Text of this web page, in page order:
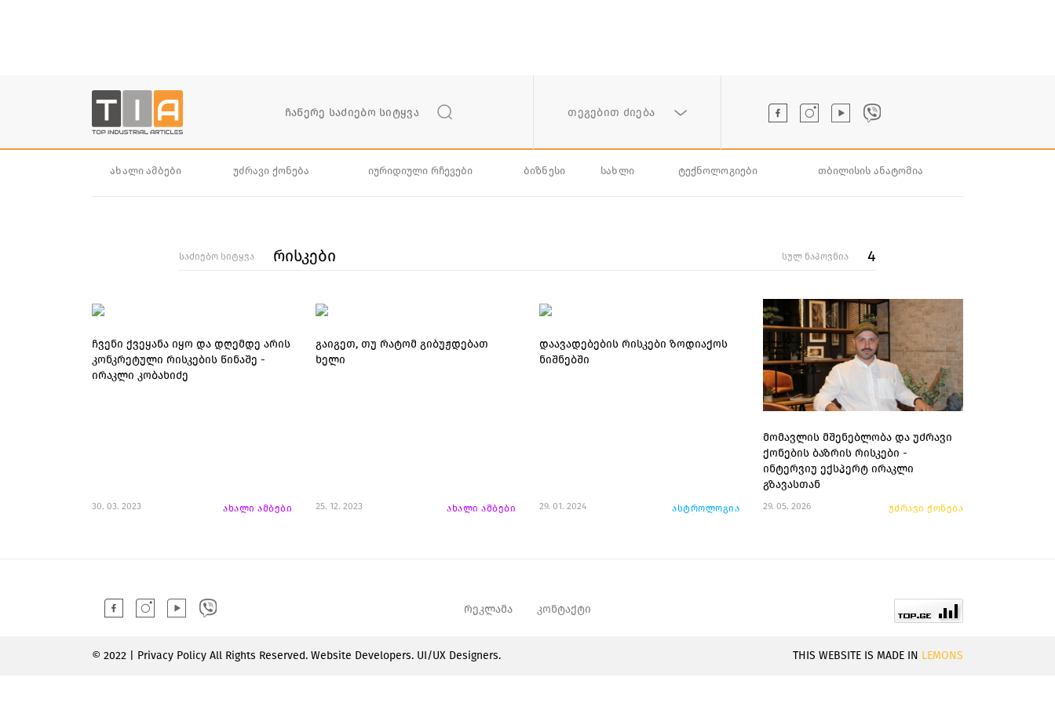
თეგებით ძიება
ახალი ამბები უძრავი ქონება იურიდიული რჩევები ბიზნესი სახლი ტექნოლოგიები თბილისის ანატომია
საძიებო სიტყვა რისკები სულ ნაპოვნია 4
ჩვენი ქვეყანა იყო და დღემდე არის
კონკრეტული რისკების წინაშე -
ირაკლი კობახიძე
30. 03. 2023 ახალი ამბები
გაიგეთ, თუ რატომ გიბუჟდებათ
ხელი
25. 12. 2023 ახალი ამბები
დაავადებების რისკები ზოდიაქოს
ნიშნებში
29. 01. 2024 ასტროლოგია
მომავლის მშენებლობა და უძრავი
ქონების ბაზრის რისკები -
ინტერვიუ ექსპერტ ირაკლი
გზავასთან
29. 05. 2026 უძრავი ქონება
რეკლამა კონტაქტი
© 2022 | Privacy Policy All Rights Reserved. Website Developers. UI/UX Designers. THIS WEBSITE IS MADE IN LEMONS